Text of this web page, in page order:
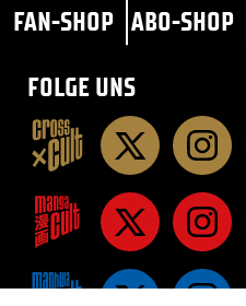
FAN-SHOP ABO-SHOP
FOLGE UNS